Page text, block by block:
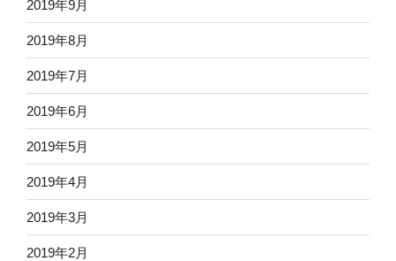
2019年9月
2019年8月
2019年7月
2019年6月
2019年5月
2019年4月
2019年3月
2019年2月